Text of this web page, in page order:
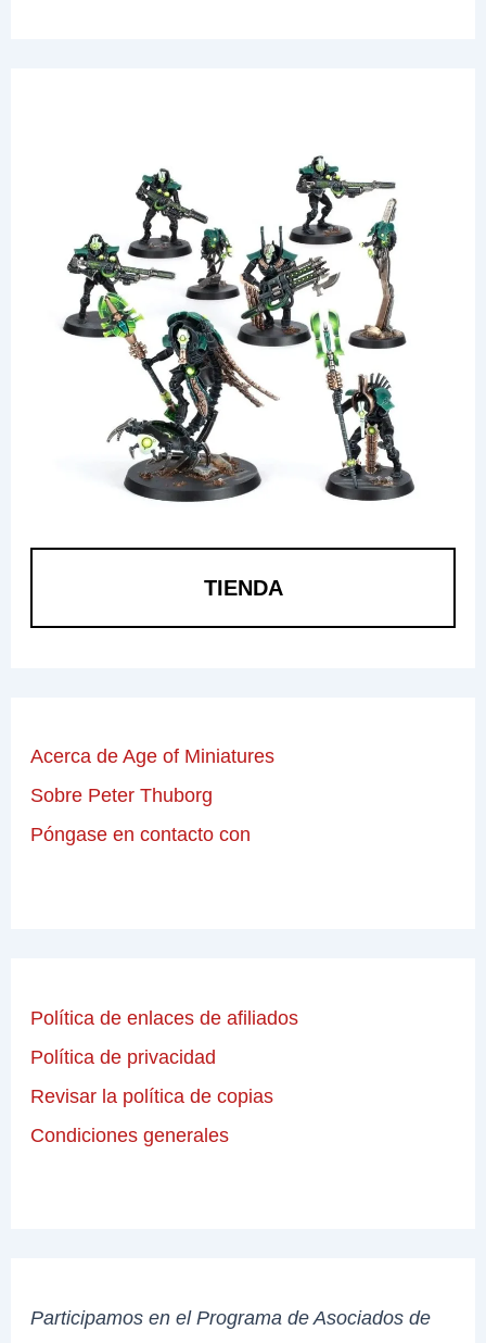
TIENDA
Acerca de Age of Miniatures
Sobre Peter Thuborg
Póngase en contacto con
Política de enlaces de afiliados
Política de privacidad
Revisar la política de copias
Condiciones generales
Participamos en el Programa de Asociados de